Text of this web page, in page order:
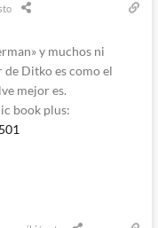
y muchos ni
Ditko es como el
mejor es.
book plus: